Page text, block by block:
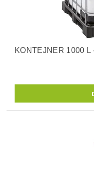
KONTEJNER 1000 L